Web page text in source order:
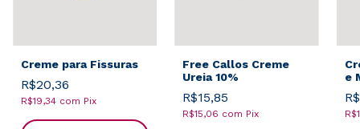
Creme para Fissuras
R$20,36
R$19,34 com Pix
Free Callos Creme
Ureia 10%
R$15,85
R$15,06 com Pix
e